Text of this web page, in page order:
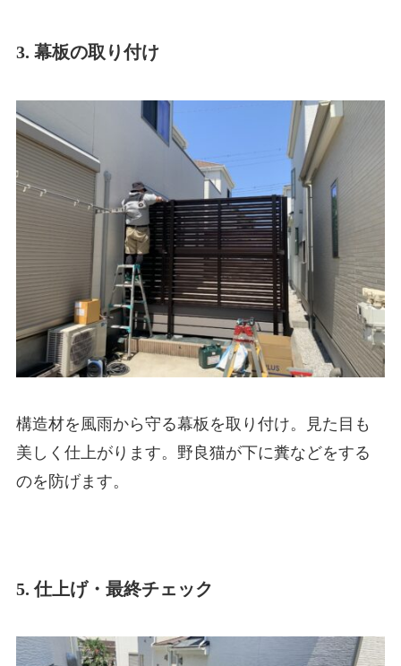
3. 幕板の取り付け
構造材を風雨から守る幕板を取り付け。見た目も
美しく仕上がります。野良猫が下に糞などをする
のを防げます。
5. 仕上げ・最終チェック